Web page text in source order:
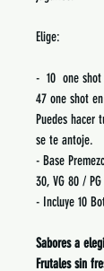
Elige:
- 10 one shot
47 one shot
Puedes hacer
se te antoje.
- Base
30, VG 80 /
- Incluye 10
Sabores a
Frutales sin